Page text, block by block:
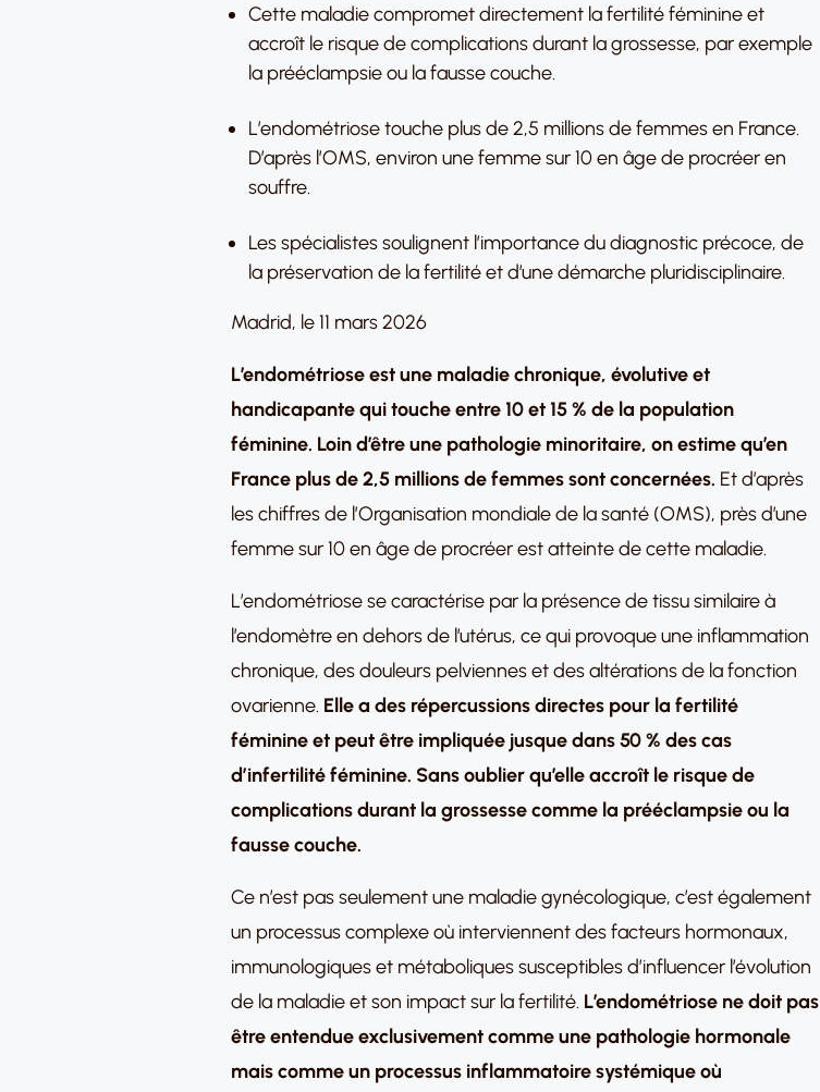
Cette maladie compromet directement la fertilité féminine et
accroît le risque de complications durant la grossesse, par exemple
la prééclampsie ou la fausse couche.
L’endométriose touche plus de 2,5 millions de femmes en France.
D’après l’OMS, environ une femme sur 10 en âge de procréer en
souffre.
Les spécialistes soulignent l’importance du diagnostic précoce, de
la préservation de la fertilité et d’une démarche pluridisciplinaire.
Madrid, le 11 mars 2026
L’endométriose est une maladie chronique, évolutive et
handicapante qui touche entre 10 et 15 % de la population
féminine. Loin d’être une pathologie minoritaire, on estime qu’en
France plus de 2,5 millions de femmes sont concernées. Et d’après
les chiffres de l’Organisation mondiale de la santé (OMS), près d’une
femme sur 10 en âge de procréer est atteinte de cette maladie.
L’endométriose se caractérise par la présence de tissu similaire à
l’endomètre en dehors de l’utérus, ce qui provoque une inflammation
chronique, des douleurs pelviennes et des altérations de la fonction
ovarienne. Elle a des répercussions directes pour la fertilité
féminine et peut être impliquée jusque dans 50 % des cas
d’infertilité féminine. Sans oublier qu’elle accroît le risque de
complications durant la grossesse comme la prééclampsie ou la
fausse couche.
Ce n’est pas seulement une maladie gynécologique, c’est également
un processus complexe où interviennent des facteurs hormonaux,
immunologiques et métaboliques susceptibles d’influencer l’évolution
de la maladie et son impact sur la fertilité. L’endométriose ne doit pas
être entendue exclusivement comme une pathologie hormonale
mais comme un processus inflammatoire systémique où